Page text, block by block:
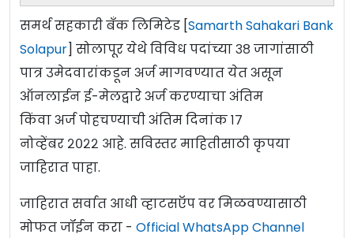
समर्थ सहकारी बँक लिमिटेड [Samarth Sahakari Bank
Solapur] सोलापूर येथे विविध पदांच्या ३८ जागांसाठी
पात्र उमेदवारांकडून अर्ज मागवण्यात येत असून
ऑनलाईन ई-मेलद्वारे अर्ज करण्याचा अंतिम
किंवा अर्ज पोहचण्याची अंतिम दिनांक १७
नोव्हेंबर २०२२ आहे. सविस्तर माहितीसाठी कृपया
जाहिरात पाहा.
जाहिरात सर्वात आधी व्हाटसऍप वर मिळवण्यासाठी
मोफत जॉईन करा - Official WhatsApp Channel